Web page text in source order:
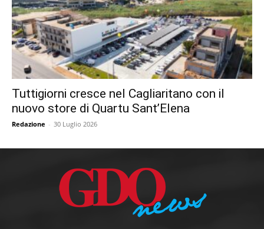
Tuttigiorni cresce nel Cagliaritano con il
nuovo store di Quartu Sant’Elena
Redazione - 30 Luglio 2026